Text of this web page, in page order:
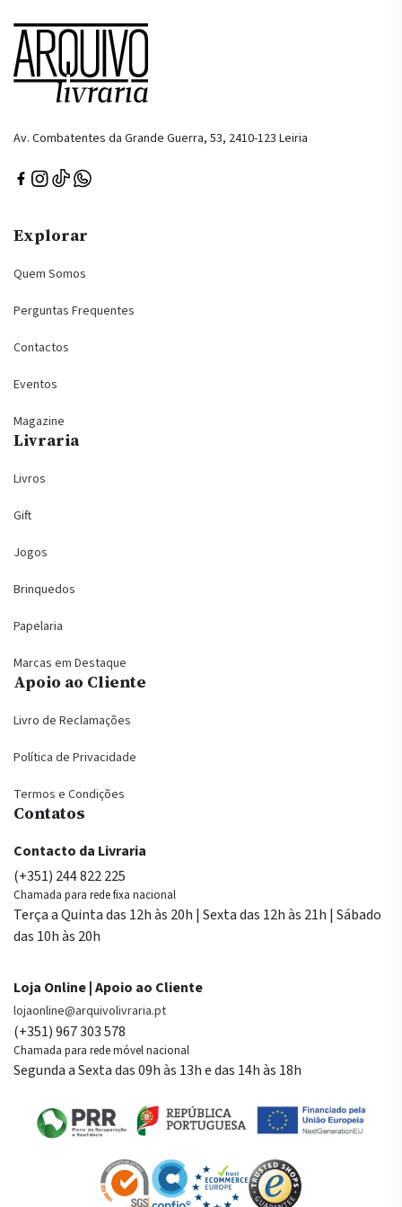
Av. Combatentes da Grande Guerra, 53, 2410-123 Leiria
Explorar
Quem Somos
Perguntas Frequentes
Contactos
Eventos
Magazine
Livraria
Livros
Gift
Jogos
Brinquedos
Papelaria
Marcas em Destaque
Apoio ao Cliente
Livro de Reclamações
Política de Privacidade
Termos e Condições
Contatos
Contacto da Livraria
(+351) 244 822 225
Chamada para rede fixa nacional
Terça a Quinta das 12h às 20h | Sexta das 12h às 21h | Sábado
das 10h às 20h
Loja Online | Apoio ao Cliente
lojaonline@arquivolivraria.pt
(+351) 967 303 578
Chamada para rede móvel nacional
Segunda a Sexta das 09h às 13h e das 14h às 18h